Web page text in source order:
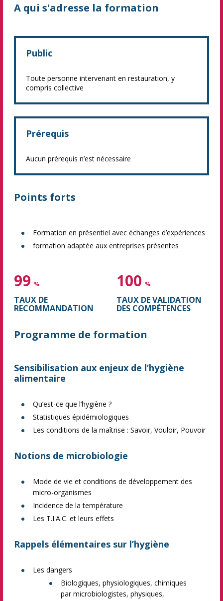
A qui s'adresse la formation
Public
Toute personne intervenant en restauration, y
compris collective
Prérequis
Aucun prérequis n’est nécessaire
Points forts
Formation en présentiel avec échanges d’expériences
formation adaptée aux entreprises présentes
99 %
TAUX DE
RECOMMANDATION
100 %
TAUX DE VALIDATION
DES COMPÉTENCES
Programme de formation
Sensibilisation aux enjeux de l’hygiène
alimentaire
Qu’est-ce que l’hygiène ?
Statistiques épidémiologiques
Les conditions de la maîtrise : Savoir, Vouloir, Pouvoir
Notions de microbiologie
Mode de vie et conditions de développement des
micro-organismes
Incidence de la température
Les T.I.A.C. et leurs effets
Rappels élémentaires sur l’hygiène
Les dangers
Biologiques, physiologiques, chimiques
par microbiologistes, physiques,